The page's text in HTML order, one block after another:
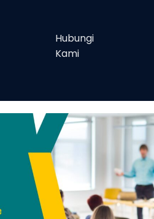
Hubungi
Kami